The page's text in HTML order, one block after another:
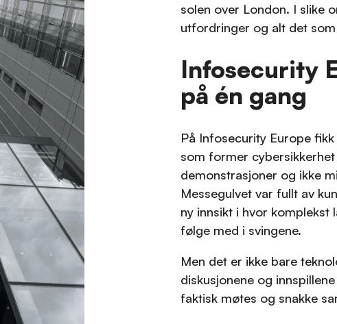
solen over London. I slike
utfordringer og alt det
Infosecurity
på én gang
På Infosecurity Europe
som former
demonstrasjoner og ikke
Messegulvet var fullt av
ny innsikt i hvor
følge med i svingene.
Men det er ikke bare
diskusjonene og
faktisk møtes og snakke